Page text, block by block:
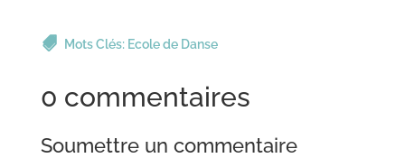
Mots Clés: Ecole de Danse
0 commentaires
Soumettre un commentaire